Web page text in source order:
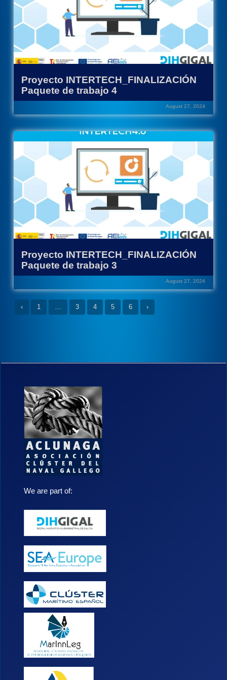
Proyecto INTERTECH_FINALIZACIÓN
Paquete de trabajo 4
August 27, 2024
Proyecto INTERTECH_FINALIZACIÓN
Paquete de trabajo 3
August 27, 2024
‹ 1 … 3 4 5 6 ›
We are part of: